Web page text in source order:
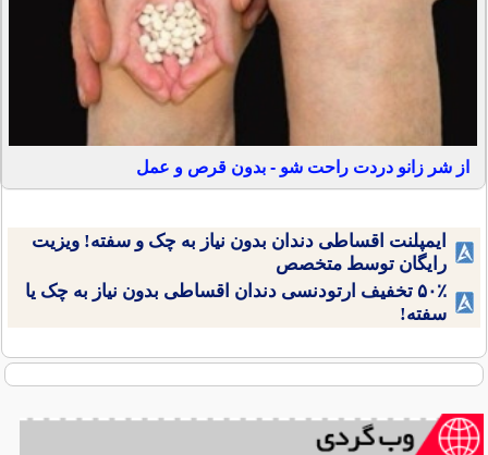
از شر زانو دردت راحت شو - بدون قرص و عمل
ایمپلنت اقساطی دندان بدون نیاز به چک و سفته! ویزیت
رایگان توسط متخصص
۵۰٪ تخفیف ارتودنسی دندان اقساطی بدون نیاز به چک یا
سفته!